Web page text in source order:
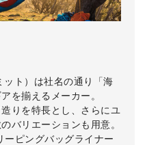
ット）は社名の通り「海
を揃えるメーカー。
りを特長とし、さらにユ
バリエーションも用意。
ピングバッグライナー